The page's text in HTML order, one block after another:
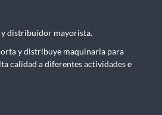
distribuidor mayorista.
y distribuye maquinaria para
calidad a diferentes actividades e